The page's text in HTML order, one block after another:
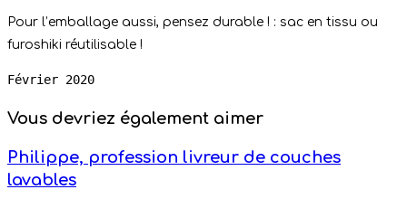
Pour l’emballage aussi, pensez durable ! : sac en tissu ou
furoshiki réutilisable !
Février 2020
Vous devriez également aimer
Philippe, profession livreur de couches
lavables